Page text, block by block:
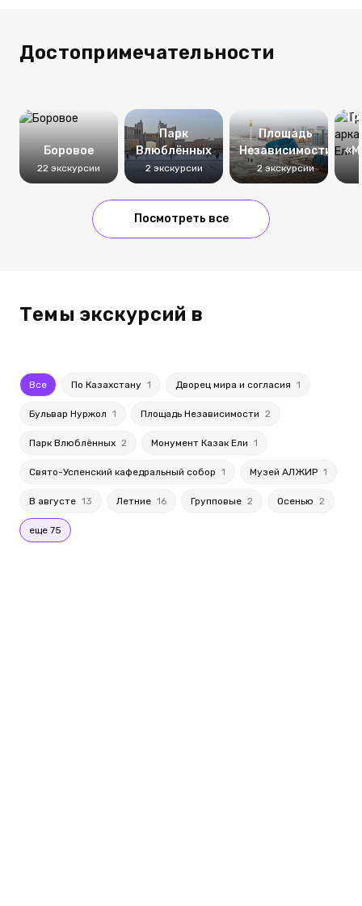
Достопримечательности
Боровое
22 экскурсии
Парк
Влюблённых
2 экскурсии
Площадь
Независимости
2 экскурсии
Посмотреть все
Темы экскурсий в
Все По Казахстану 1 Дворец мира и согласия 1
Бульвар Нуржол 1 Площадь Независимости 2
Парк Влюблённых 2 Монумент Казак Ели 1
Свято-Успенский кафедральный собор 1 Музей АЛЖИР 1
В августе 13 Летние 16 Групповые 2 Осенью 2
еще 75